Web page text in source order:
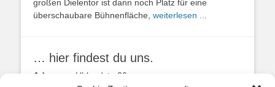
großen Dielentor ist dann noch Platz für eine
überschaubare Bühnenfläche, weiterlesen ...
… hier findest du uns.
Adresse: Uhlandstr. 20